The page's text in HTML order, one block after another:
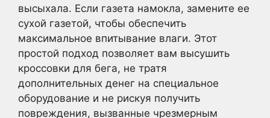
высыхала. Если газета намокла, замените ее
сухой газетой, чтобы обеспечить
максимальное впитывание влаги. Этот
простой подход позволяет вам высушить
кроссовки для бега, не тратя
дополнительных денег на специальное
оборудование и не рискуя получить
повреждения, вызванные чрезмерным